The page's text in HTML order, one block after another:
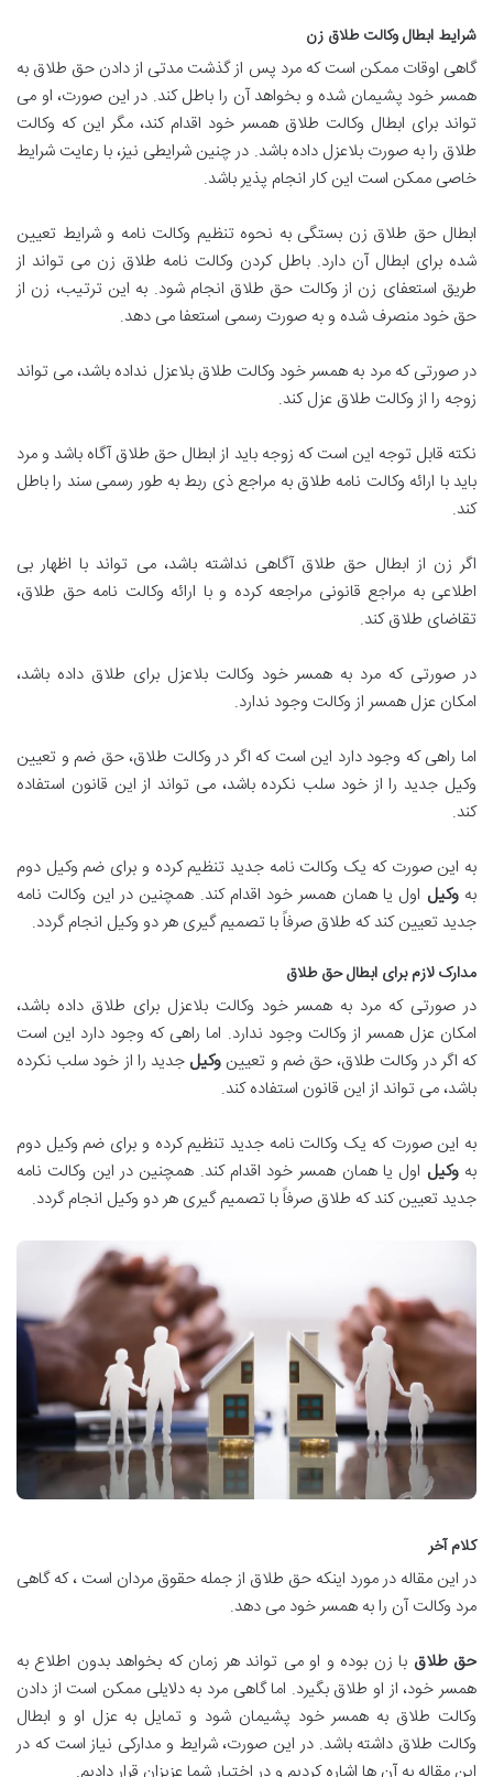
شرایط ابطال وکالت طلاق زن
گاهی اوقات ممکن است که مرد پس از گذشت مدتی از دادن حق طلاق به
همسر خود پشیمان شده و بخواهد آن را باطل کند. در این صورت، او می
تواند برای ابطال وکالت طلاق همسر خود اقدام کند، مگر این که وکالت
طلاق را به صورت بلاعزل داده باشد. در چنین شرایطی نیز، با رعایت شرایط
خاصی ممکن است این کار انجام پذیر باشد.
ابطال حق طلاق زن بستگی به نحوه تنظیم وکالت نامه و شرایط تعیین
شده برای ابطال آن دارد. باطل کردن وکالت نامه طلاق زن می تواند از
طریق استعفای زن از وکالت حق طلاق انجام شود. به این ترتیب، زن از
حق خود منصرف شده و به صورت رسمی استعفا می دهد.
در صورتی که مرد به همسر خود وکالت طلاق بلاعزل نداده باشد، می تواند
زوجه را از وکالت طلاق عزل کند.
نکته قابل توجه این است که زوجه باید از ابطال حق طلاق آگاه باشد و مرد
باید با ارائه وکالت نامه طلاق به مراجع ذی ربط به طور رسمی سند را باطل
کند.
اگر زن از ابطال حق طلاق آگاهی نداشته باشد، می تواند با اظهار بی
اطلاعی به مراجع قانونی مراجعه کرده و با ارائه وکالت نامه حق طلاق،
تقاضای طلاق کند.
در صورتی که مرد به همسر خود وکالت بلاعزل برای طلاق داده باشد،
امکان عزل همسر از وکالت وجود ندارد.
اما راهی که وجود دارد این است که اگر در وکالت طلاق، حق ضم و تعیین
وکیل جدید را از خود سلب نکرده باشد، می تواند از این قانون استفاده
کند.
به این صورت که یک وکالت نامه جدید تنظیم کرده و برای ضم وکیل دوم
بهوکیل اول یا همان همسر خود اقدام کند. همچنین در این وکالت نامه
جدید تعیین کند که طلاق صرفاً با تصمیم گیری هر دو وکیل انجام گردد.
مدارک لازم برای ابطال حق طلاق
در صورتی که مرد به همسر خود وکالت بلاعزل برای طلاق داده باشد،
امکان عزل همسر از وکالت وجود ندارد. اما راهی که وجود دارد این است
که اگر در وکالت طلاق، حق ضم و تعیین وکیل جدید را از خود سلب نکرده
باشد، می تواند از این قانون استفاده کند.
به این صورت که یک وکالت نامه جدید تنظیم کرده و برای ضم وکیل دوم
بهوکیل اول یا همان همسر خود اقدام کند. همچنین در این وکالت نامه
جدید تعیین کند که طلاق صرفاً با تصمیم گیری هر دو وکیل انجام گردد.
کلام آخر
در این مقاله در مورد اینکه حق طلاق از جمله حقوق مردان است ، که گاهی
مرد وکالت آن را به همسر خود می دهد.
حق طلاق با زن بوده و او می تواند هر زمان که بخواهد بدون اطلاع به
همسر خود، از او طلاق بگیرد. اما گاهی مرد به دلایلی ممکن است از دادن
وکالت طلاق به همسر خود پشیمان شود و تمایل به عزل او و ابطال
وکالت طلاق داشته باشد. در این صورت، شرایط و مدارکی نیاز است که در